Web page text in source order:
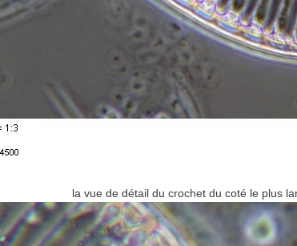
la vue de détail du crochet du coté le plus